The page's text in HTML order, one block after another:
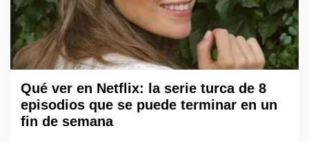
Qué ver en Netflix: la serie turca de 8
episodios que se puede terminar en un
fin de semana